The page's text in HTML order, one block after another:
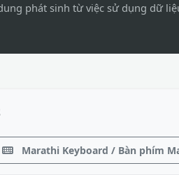
phát sinh từ việc sử dụng dữ
Marathi Keyboard / Bàn phím